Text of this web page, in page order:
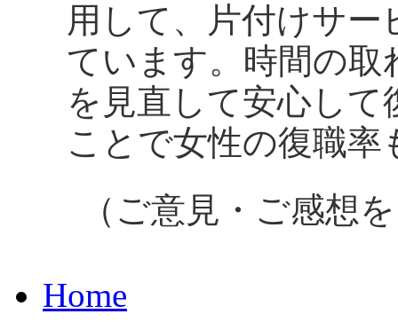
用して、片付けサ
ています。時間の取
を見直して安心し
ことで女性の復職
（ご意見・ご感想
Home